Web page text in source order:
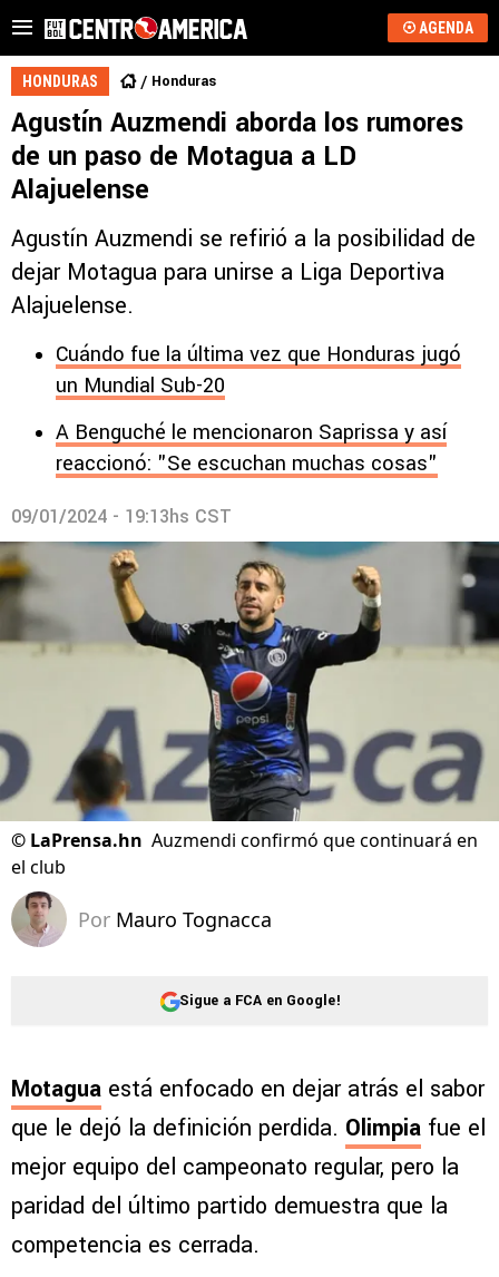
AGENDA
HONDURAS Honduras
Agustín Auzmendi aborda los rumores
de un paso de Motagua a LD
Alajuelense
Agustín Auzmendi se refirió a la posibilidad de
dejar Motagua para unirse a Liga Deportiva
Alajuelense.
Cuándo fue la última vez que Honduras jugó
un Mundial Sub-20
A Benguché le mencionaron Saprissa y así
reaccionó: "Se escuchan muchas cosas"
09/01/2024 - 19:13hs CST
© LaPrensa.hn Auzmendi confirmó que continuará en
el club
Por Mauro Tognacca
Sigue a FCA en Google!
Motagua está enfocado en dejar atrás el sabor
que le dejó la definición perdida. Olimpia fue el
mejor equipo del campeonato regular, pero la
paridad del último partido demuestra que la
competencia es cerrada.